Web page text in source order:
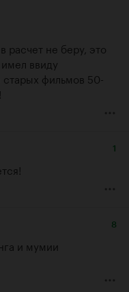
не беру, это
ввиду
фильмов 50-
1
8
и мумии